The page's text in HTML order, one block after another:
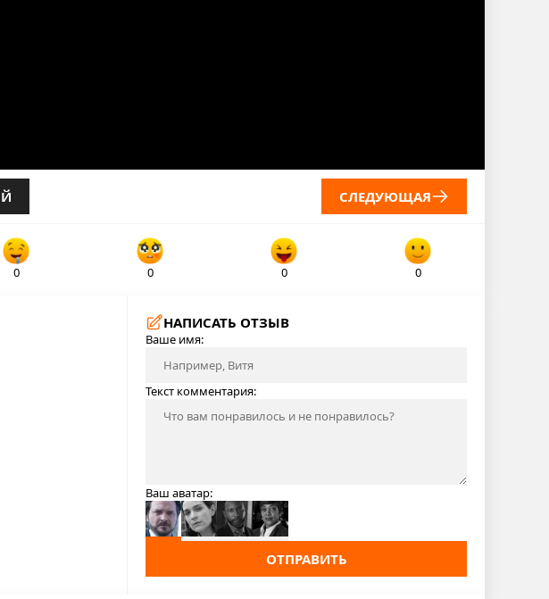
СЛЕДУЮЩАЯ
0 0 0 0
НАПИСАТЬ ОТЗЫВ
Ваше имя:
Текст комментария:
Ваш аватар:
ОТПРАВИТЬ